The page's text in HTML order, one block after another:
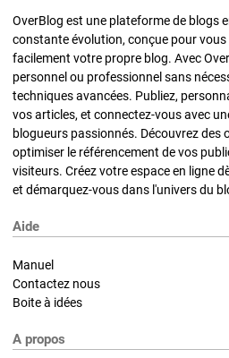
OverBlog est une plateforme de blogs
constante évolution, conçue pour
facilement votre propre blog. Avec
personnel ou professionnel sans
techniques avancées. Publiez,
vos articles, et connectez-vous avec
blogueurs passionnés. Découvrez des
optimiser le référencement de vos
visiteurs. Créez votre espace en ligne
et démarquez-vous dans l'univers du
Aide
Manuel
Contactez nous
Boite à idées
A propos